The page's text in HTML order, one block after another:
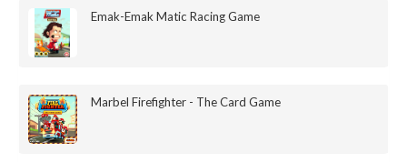
Emak-Emak Matic Racing Game
Marbel Firefighter - The Card Game